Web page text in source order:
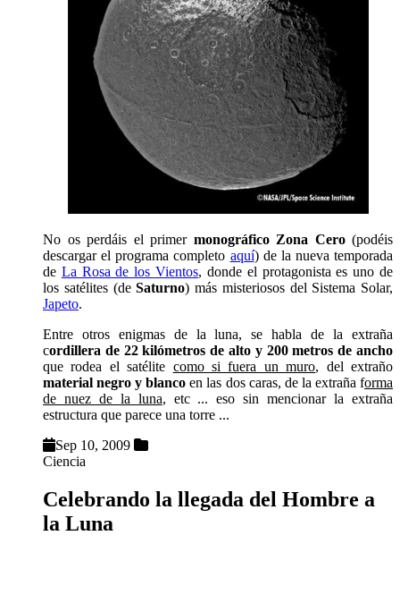
No os perdáis el primer monográfico Zona Cero(podéis
descargar el programa completo aquí) de la nueva temporada
de La Rosa de los Vientos, donde el protagonista es uno de
los satélites (deSaturno) más misteriosos del Sistema Solar,
Japeto.
Entre otros enigmas de la luna, se habla de la extraña
cordillera de 22 kilómetros de alto y 200 metros de ancho
que rodea el satélite como si fuera un muro, del extraño
material negro y blanco en las dos caras, de la extraña forma
de nuez de la luna, etc ... eso sin mencionar la extraña
estructura que parece una torre ...
Sep 10, 2009
Ciencia
Celebrando la llegada del Hombre a
la Luna